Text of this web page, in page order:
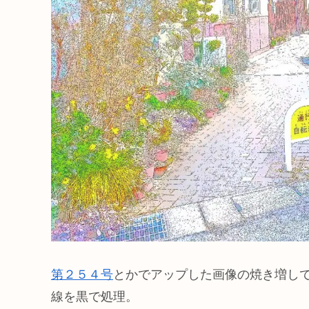
第２５４号とかでアップした画像の焼き増し
線を黒で処理。